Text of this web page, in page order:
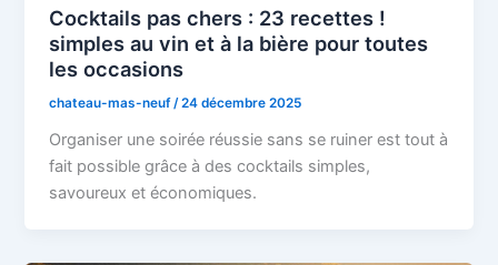
Cocktails pas chers : 23 recettes !
simples au vin et à la bière pour toutes
les occasions
chateau-mas-neuf /24 décembre 2025
Organiser une soirée réussie sans se ruiner est tout à
fait possible grâce à des cocktails simples,
savoureux et économiques.